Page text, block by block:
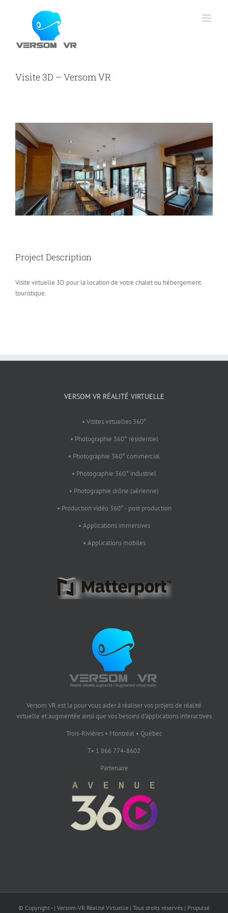
Visite 3D – Versom VR
View
Larger
Image
Project Description
Visite virtuelle 3D pour la location de votre chalet ou hébergement
touristique.
VERSOM VR RÉALITÉ VIRTUELLE
• Visites virtuelles 360°
• Photographie 360° résidentiel
• Photographie 360° commercial
• Photographie 360° industriel
• Photographie drône (aérienne)
• Production vidéo 360° - post production
• Applications immersives
• Applications mobiles
Versom VR est la pour vous aider à réaliser vos projets de réalité
virtuelle et augmentée ainsi que vos besoins d'applications interactives
Trois-Rivières • Montréal • Québec
T• 1 866 774-8602
Partenaire
© Copyright - | Versom-VR Réalité Virtuelle | Tous droits réservés | Propulsé